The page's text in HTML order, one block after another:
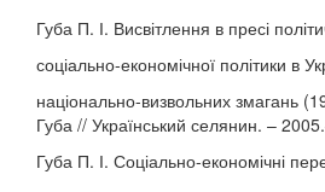
Губа П. І. Висвітлення в пресі
соціально-економічної політики в
національно-визвольних змагань
Губа // Український селянин. –
Губа П. І. Соціально-економічні